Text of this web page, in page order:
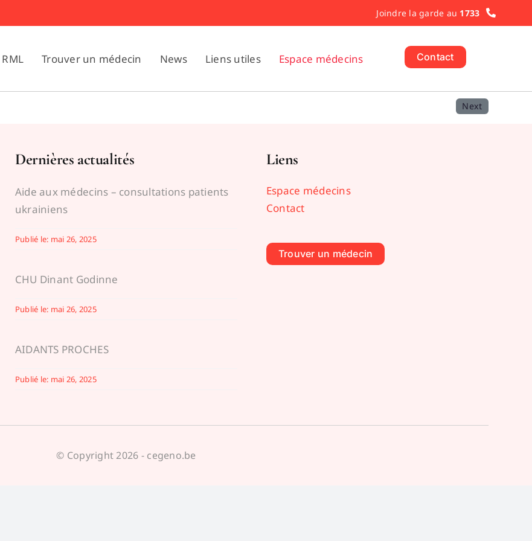
Joindre la garde au 1733
RML Trouver un médecin News Liens utiles Espace médecins Contact
Next
Dernières actualités
Aide aux médecins – consultations patients
ukrainiens
Publié le: mai 26, 2025
CHU Dinant Godinne
Publié le: mai 26, 2025
AIDANTS PROCHES
Publié le: mai 26, 2025
Liens
Espace médecins
Contact
Trouver un médecin
© Copyright 2026 - cegeno.be